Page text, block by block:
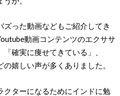
ズった動画などもご紹介してき
動画コンテンツのエクササ
確実に痩せてきている」、
の嬉しい声が多くありました。
クターになるためにインドに勉